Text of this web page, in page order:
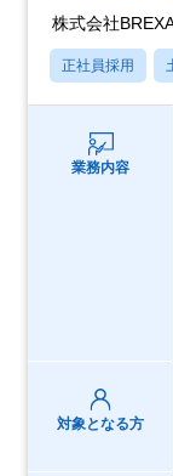
株式会社
正社員採用
業務内容
対象となる方